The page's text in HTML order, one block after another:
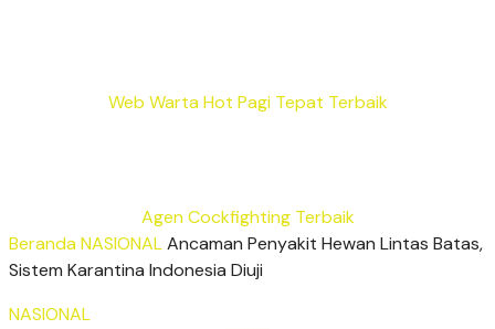
Web Warta Hot Pagi Tepat Terbaik
Agen Cockfighting Terbaik
Beranda NASIONALAncaman Penyakit Hewan Lintas Batas,
Sistem Karantina Indonesia Diuji
NASIONAL